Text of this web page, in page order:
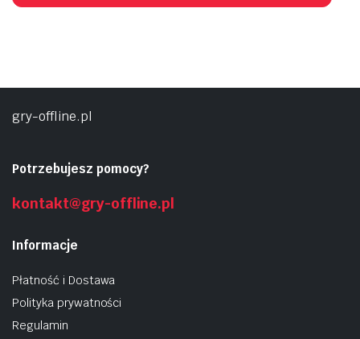
gry-offline.pl
Potrzebujesz pomocy?
kontakt@gry-offline.pl
Informacje
Płatność i Dostawa
Polityka prywatności
Regulamin